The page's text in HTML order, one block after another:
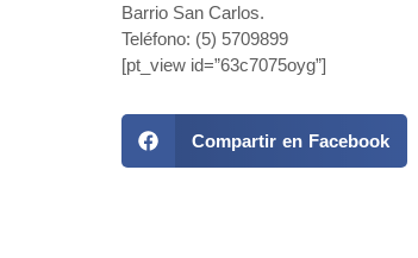
Barrio San Carlos.
Teléfono: (5) 5709899
[pt_view id=”63c7075oyg”]
Compartir en Facebook